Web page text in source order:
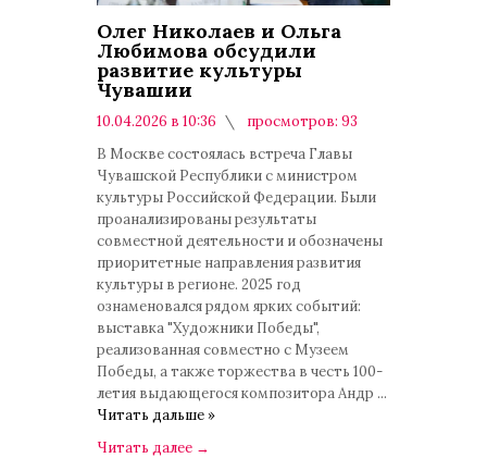
Олег Николаев и Ольга
Любимова обсудили
развитие культуры
Чувашии
10.04.2026 в 10:36
просмотров: 93
В Москве состоялась встреча Главы
Чувашской Республики с министром
культуры Российской Федерации. Были
проанализированы результаты
совместной деятельности и обозначены
приоритетные направления развития
культуры в регионе. 2025 год
ознаменовался рядом ярких событий:
выставка "Художники Победы",
реализованная совместно с Музеем
Победы, а также торжества в честь 100-
летия выдающегося композитора Андр ...
Читать дальше »
Читать далее →